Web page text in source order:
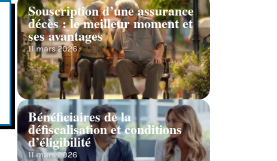
Souscription d’une assurance
décès : le meilleur moment et
ses avantages
11 mars 2026
Bénéficiaires de la
défiscalisation et conditions
d’éligibilité
11 mars 2026